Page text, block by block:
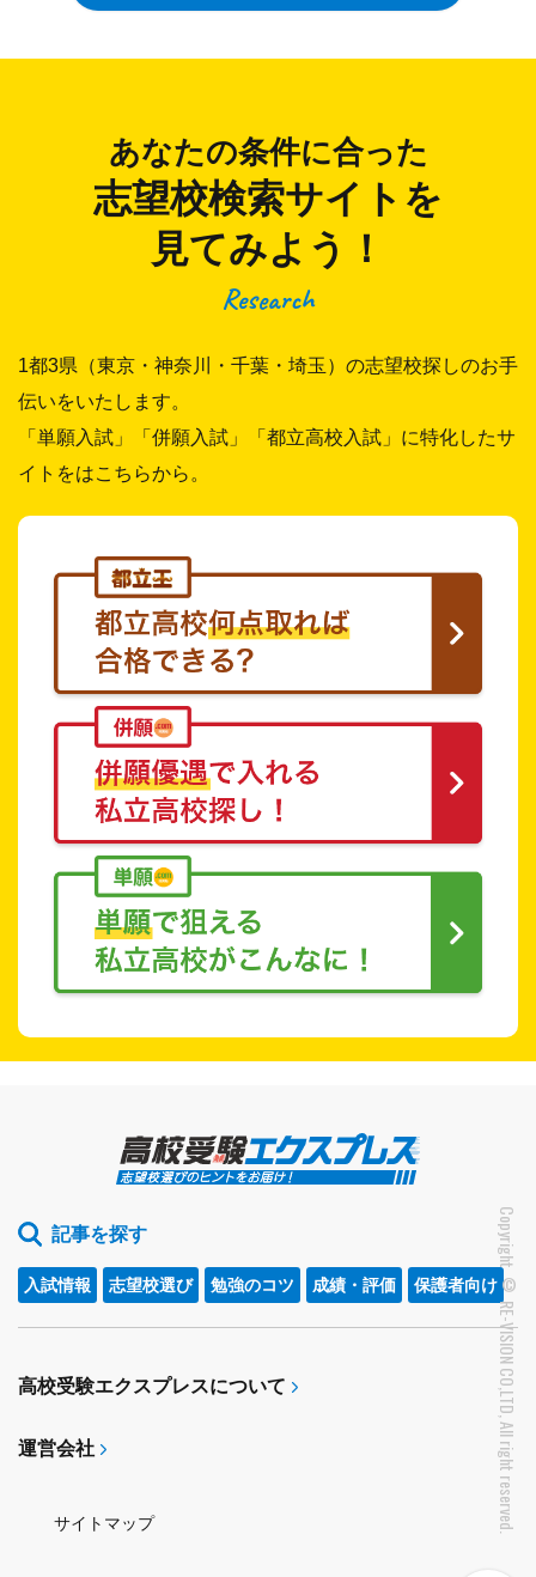
あなたの条件に合った
志望校検索サイトを
見てみよう！
Research
1都3県（東京・神奈川・千葉・埼玉）の志望校探しのお手
伝いをいたします。
「単願入試」「併願入試」「都立高校入試」に特化したサ
イトをはこちらから。
記事を探す
入試情報 志望校選び 勉強のコツ 成績・評価 保護者向け
高校受験エクスプレスについて
運営会社
サイトマップ Copyright © RE-VISION CO,LTD, All right reserved.